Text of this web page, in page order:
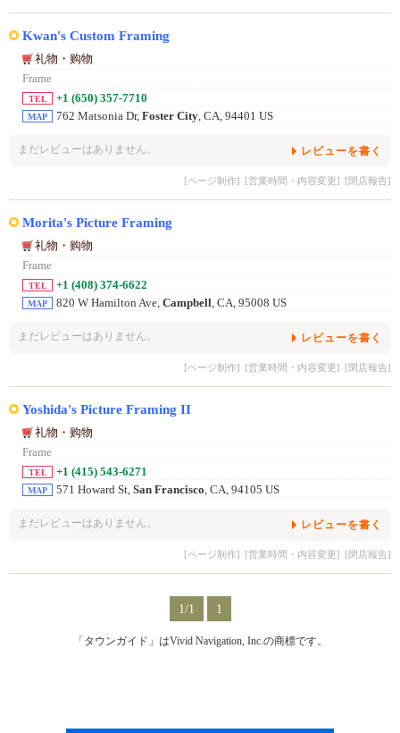
Kwan's Custom Framing
礼物・购物
Frame
TEL +1 (650) 357-7710
MAP 762 Matsonia Dr, Foster City, CA, 94401 US
まだレビューはありません。 レビューを書く
[ページ制作] [営業時間・内容変更] [閉店報告]
Morita's Picture Framing
礼物・购物
Frame
TEL +1 (408) 374-6622
MAP 820 W Hamilton Ave, Campbell, CA, 95008 US
まだレビューはありません。 レビューを書く
[ページ制作] [営業時間・内容変更] [閉店報告]
Yoshida's Picture Framing II
礼物・购物
Frame
TEL +1 (415) 543-6271
MAP 571 Howard St, San Francisco, CA, 94105 US
まだレビューはありません。 レビューを書く
[ページ制作] [営業時間・内容変更] [閉店報告]
1/1 1
「タウンガイド」はVivid Navigation, Inc.の商標です。